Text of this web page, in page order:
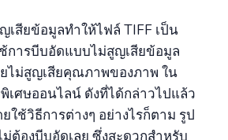
สียข้อมูลทำให้ไฟล์ TIFF เป็น
การบีบอัดแบบไม่สูญเสียข้อมูล
ยไม่สูญเสียคุณภาพของภาพ ใน
เศษออนไลน์ ดังที่ได้กล่าวไปแล้ว
ช้วิธีการต่างๆ อย่างไรก็ตาม รูป